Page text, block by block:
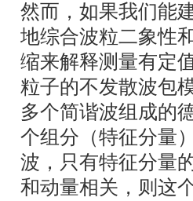
然而，如果我们能
地综合波粒二象性
缩来解释测量有定
粒子的不发散波包
多个简谐波组成的
个组分（特征分量
波，只有特征分量
和动量相关，则这